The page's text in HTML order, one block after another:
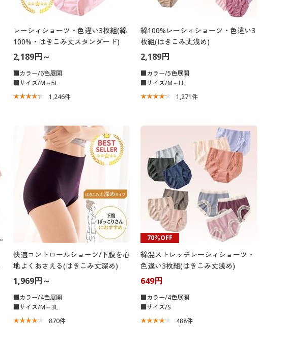
レーシィショーツ・色違い3枚組(綿
100%・はきこみ丈スタンダード)
2,189円～
■カラー/6色展開
■サイズ/M～5L
1,246件
綿100%レーシィショーツ・色違い3
枚組(はきこみ丈浅め)
2,189円
■カラー/5色展開
■サイズ/M～LL
1,271件
快適コントロールショーツ/下腹を心
地よくおさえる(はきこみ丈深め)
1,969円～
■カラー/4色展開
■サイズ/M～3L
870件
70％OFF
綿混ストレッチレーシィショーツ・
色違い3枚組(はきこみ丈浅め)
649円
■カラー/4色展開
■サイズ/S
488件